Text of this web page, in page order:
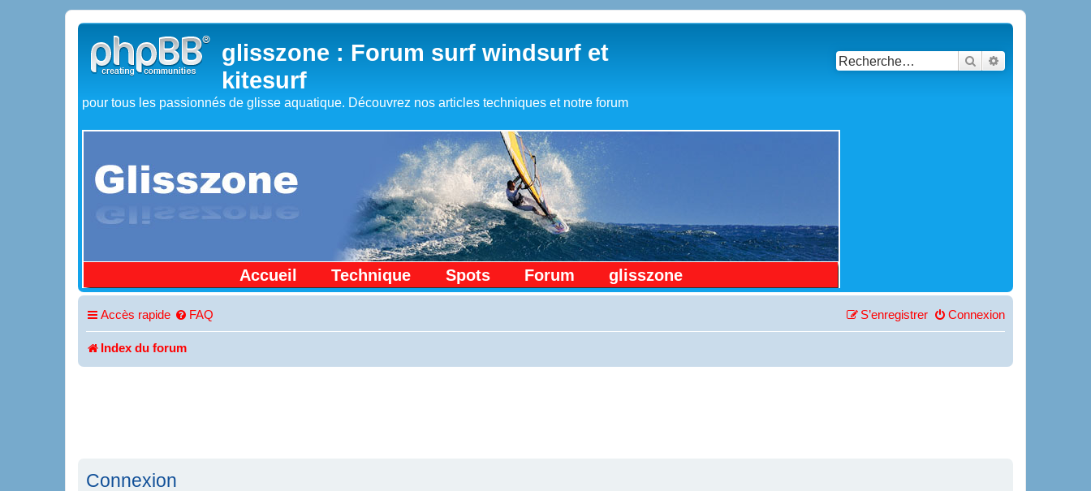
glisszone : Forum surf windsurf et
kitesurf
pour tous les passionnés de glisse aquatique. Découvrez nos articles techniques et notre forum
Accueil Technique Spots Forum glisszone
Rechercher
Accès rapide FAQ Connexion
S’enregistrer
Index du forum
Connexion